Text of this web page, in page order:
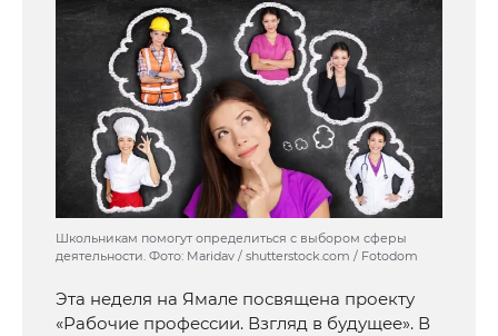
Школьникам помогут определиться с выбором сферы
деятельности. Фото: Maridav / shutterstock.com / Fotodom
Эта неделя на Ямале посвящена проекту
«Рабочие профессии. Взгляд в будущее». В